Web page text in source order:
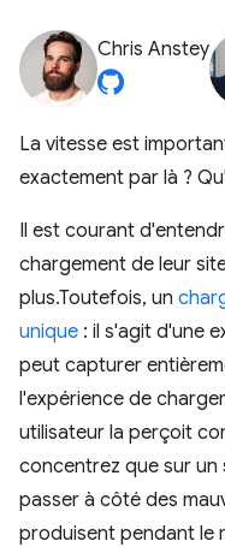
Chris Anstey
La vitesse est
exactement par là ?
Il est courant
chargement de leur
plus.Toutefois, un
unique : il s'agit d'une
peut capturer
l'expérience de
utilisateur la perçoit
concentrez que sur un
passer à côté des
produisent pendant le